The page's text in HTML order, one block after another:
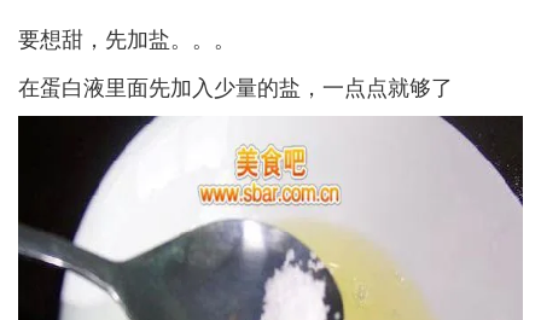
要想甜，先加盐。。。­
在蛋白液里面先加入少量的盐，一点点就够了­